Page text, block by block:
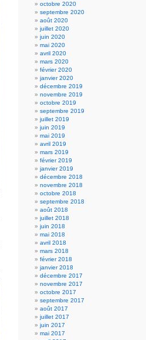
octobre 2020
septembre 2020
août 2020
juillet 2020
juin 2020
mai 2020
avril 2020
mars 2020
février 2020
janvier 2020
décembre 2019
novembre 2019
octobre 2019
septembre 2019
juillet 2019
juin 2019
mai 2019
avril 2019
mars 2019
février 2019
janvier 2019
décembre 2018
novembre 2018
octobre 2018
septembre 2018
août 2018
juillet 2018
juin 2018
mai 2018
avril 2018
mars 2018
février 2018
janvier 2018
décembre 2017
novembre 2017
octobre 2017
septembre 2017
août 2017
juillet 2017
juin 2017
mai 2017